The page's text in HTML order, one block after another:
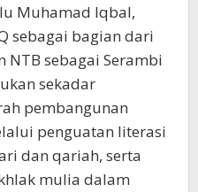
Muhamad Iqbal,
sebagai bagian dari
sebagai Serambi
sekadar
pembangunan
penguatan literasi
dan qariah, serta
mulia dalam